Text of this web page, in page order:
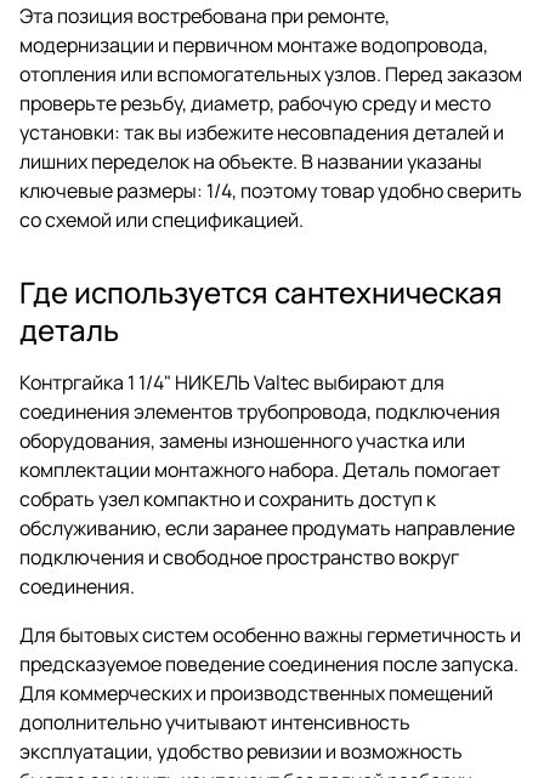
Эта позиция востребована при ремонте,
модернизации и первичном монтаже водопровода,
отопления или вспомогательных узлов. Перед заказом
проверьте резьбу, диаметр, рабочую среду и место
установки: так вы избежите несовпадения деталей и
лишних переделок на объекте. В названии указаны
ключевые размеры: 1/4, поэтому товар удобно сверить
со схемой или спецификацией.
Где используется сантехническая
деталь
Контргайка 1 1/4" НИКЕЛЬ Valtec выбирают для
соединения элементов трубопровода, подключения
оборудования, замены изношенного участка или
комплектации монтажного набора. Деталь помогает
собрать узел компактно и сохранить доступ к
обслуживанию, если заранее продумать направление
подключения и свободное пространство вокруг
соединения.
Для бытовых систем особенно важны герметичность и
предсказуемое поведение соединения после запуска.
Для коммерческих и производственных помещений
дополнительно учитывают интенсивность
эксплуатации, удобство ревизии и возможность